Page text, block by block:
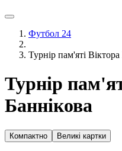
Футбол 24
Турнір пам'яті Віктора
Турнір
Баннікова
Компактно Великі картки